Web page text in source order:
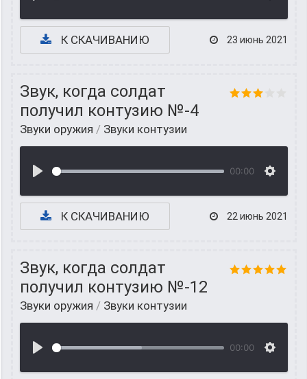
К СКАЧИВАНИЮ 23 июнь 2021
Звук, когда солдат
получил контузию №-4
Звуки оружия / Звуки контузии
00:00
К СКАЧИВАНИЮ 22 июнь 2021
Звук, когда солдат
получил контузию №-12
Звуки оружия / Звуки контузии
00:00